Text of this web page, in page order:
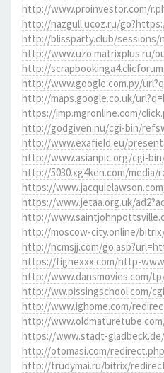
http://www.proinvestor.com/
http://nazgull.ucoz.ru/
http://blissparty.club/sessions/
http://www.uzo.matrixplus.ru/
http://
http://www.google.com.py/
http://maps.google.co.uk/
https://imp.mgronline.com/
http://godgiven.nu/cgi-bin/
http://www.exafield.eu/
http://www.asianpic.org/cgi-
http://5030.xg4ken.com/media/
https://
https://www.jetaa.org.uk/
http://
http://moscow-city.online/
http://ncmsjj.com/
https://fighexxx.com/http-
http://www.dansmovies.com/
http://ww.pissingschool.com/
http://www.ighome.com/
http://
https://www.stadt-
http://otomasi.com/
http://trudymai.ru/bitrix/